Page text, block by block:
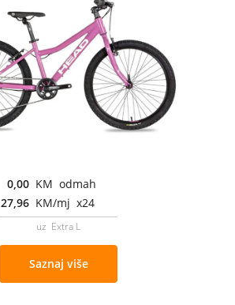
0,00 KM odmah
27,96 KM/mj x24
uz Extra L
Saznaj više